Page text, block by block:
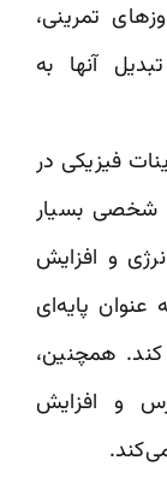
تمرینی،
آنها به
فیزیکی در
شخصی بسیار
و افزایش
پایه‌ای
همچنین،
و افزایش